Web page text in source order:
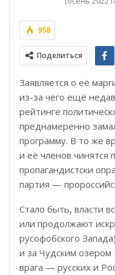
958
Поделиться
Заявляется о её
из-за чего ещё
рейтинге
преднамеренно
программу. В то же
и её членов чинятся
пропагандистски
партия —
Стало быть, власти
или продолжают
русофобского
и за Чудским озером
врага — русских и